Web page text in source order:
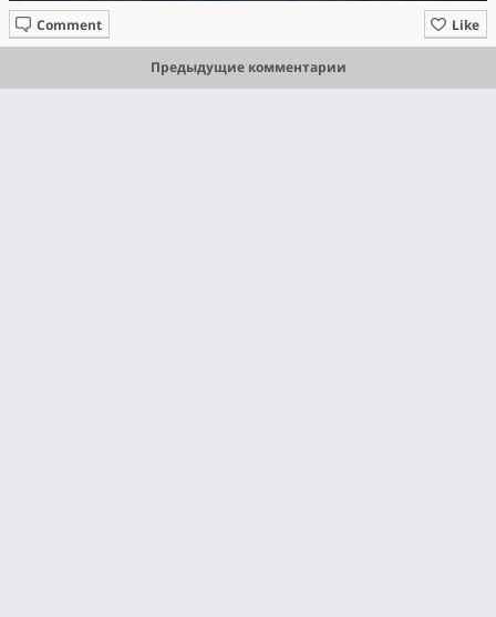
Like
Comment
Предыдущие комментарии